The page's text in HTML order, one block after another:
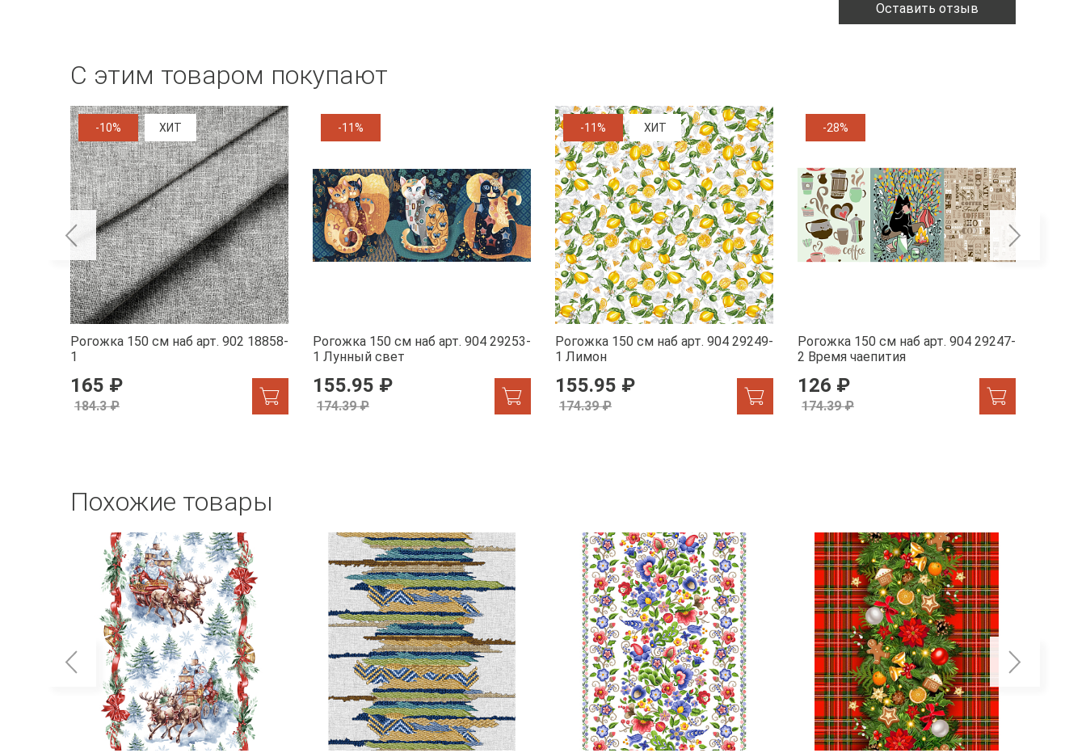
Оставить отзыв
С этим товаром покупают
-10% ХИТ
Рогожка 150 см наб арт. 902 18858-
1
165 ₽
184.3 ₽
-11%
Рогожка 150 см наб арт. 904 29253-
1 Лунный свет
155.95 ₽
174.39 ₽
-11% ХИТ
Рогожка 150 см наб арт. 904 29249-
1 Лимон
155.95 ₽
174.39 ₽
-28%
Рогожка 150 см наб арт. 904 29247-
2 Время чаепития
126 ₽
174.39 ₽
Похожие товары